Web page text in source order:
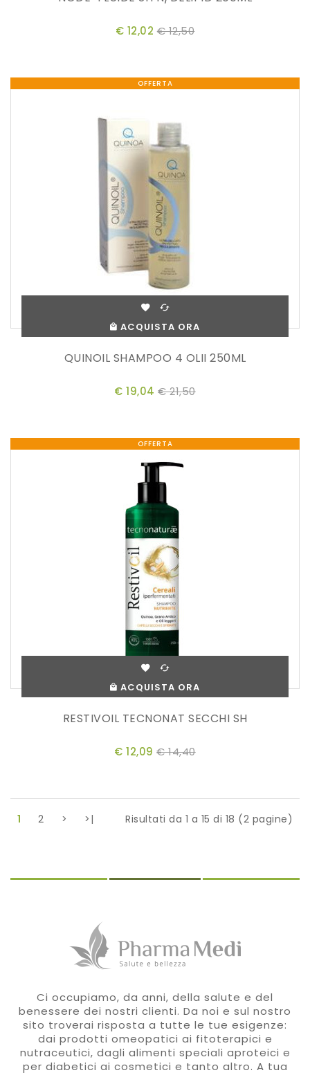
€ 12,02 € 12,50
OFFERTA
ACQUISTA ORA
QUINOIL SHAMPOO 4 OLII 250ML
€ 19,04 € 21,50
OFFERTA
ACQUISTA ORA
RESTIVOIL TECNONAT SECCHI SH
€ 12,09 € 14,40
1 2 > >| Risultati da 1 a 15 di 18 (2 pagine)
Ci occupiamo, da anni, della salute e del
benessere dei nostri clienti. Da noi e sul nostro
sito troverai risposta a tutte le tue esigenze:
dai prodotti omeopatici ai fitoterapici e
nutraceutici, dagli alimenti speciali aproteici e
per diabetici ai cosmetici e tanto altro. A tua